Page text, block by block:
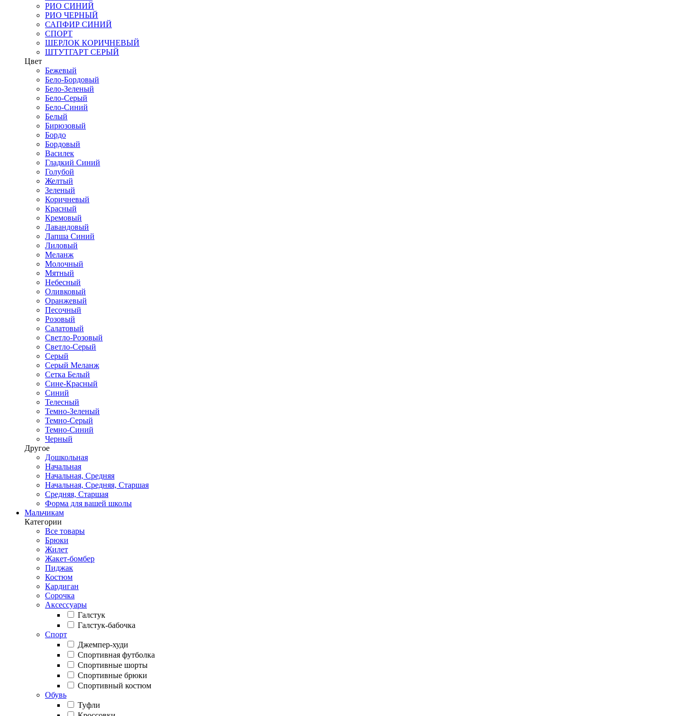
РИО СИНИЙ
РИО ЧЕРНЫЙ
САПФИР СИНИЙ
СПОРТ
ШЕРЛОК КОРИЧНЕВЫЙ
ШТУТГАРТ СЕРЫЙ
Цвет
Бежевый
Бело-Бордовый
Бело-Зеленый
Бело-Серый
Бело-Синий
Белый
Бирюзовый
Бордо
Бордовый
Василек
Гладкий Синий
Голубой
Желтый
Зеленый
Коричневый
Красный
Кремовый
Лавандовый
Лапша Синий
Лиловый
Меланж
Молочный
Мятный
Небесный
Оливковый
Оранжевый
Песочный
Розовый
Салатовый
Светло-Розовый
Светло-Серый
Серый
Серый Меланж
Сетка Белый
Сине-Красный
Синий
Телесный
Темно-Зеленый
Темно-Серый
Темно-Синий
Черный
Другое
Дошкольная
Начальная
Начальная, Средняя
Начальная, Средняя, Старшая
Средняя, Старшая
Форма для вашей школы
Мальчикам
Категории
Все товары
Брюки
Жилет
Жакет-бомбер
Пиджак
Костюм
Кардиган
Сорочка
Аксессуары
Галстук
Галстук-бабочка
Спорт
Джемпер-худи
Спортивная футболка
Спортивные шорты
Спортивные брюки
Спортивный костюм
Обувь
Туфли